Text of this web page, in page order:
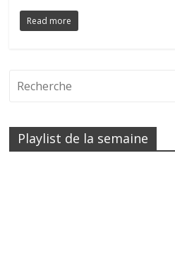
Read more
Playlist de la semaine